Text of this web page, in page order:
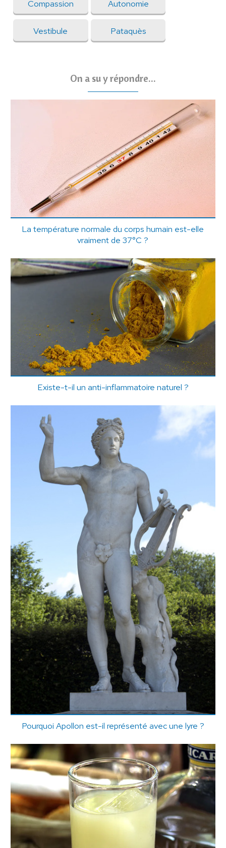
Compassion Autonomie
Vestibule Pataquès
On a su y répondre...
La température normale du corps humain est-elle
vraiment de 37°C ?
Existe-t-il un anti-inflammatoire naturel ?
Pourquoi Apollon est-il représenté avec une lyre ?